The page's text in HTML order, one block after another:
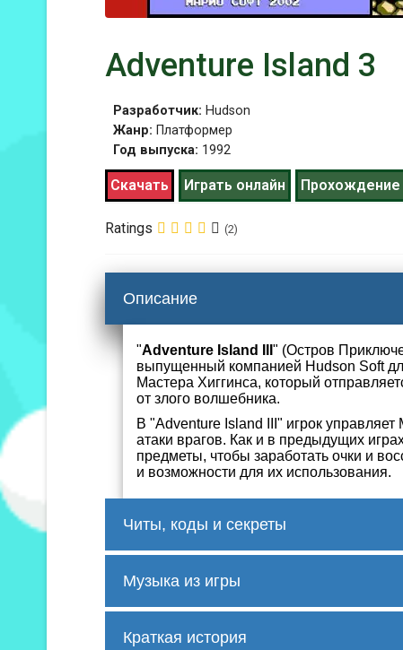
Adventure Island 3
Разработчик: Hudson
Жанр: Платформер
Год выпуска: 1992
Скачать Играть онлайн Прохождение
Ratings (2)
Описание
"Adventure Island III " (Остров
выпущенный компанией Hudson Soft
Мастера Хиггинса, который
от злого волшебника.
В "Adventure Island III" игрок
атаки врагов. Как и в предыдущих
предметы, чтобы заработать очки и
и возможности для их использования.
Читы, коды и секреты
количества яиц, неуязвимости и
жизней, а код "7878" открывает все
Музыка из игры
Краткая история